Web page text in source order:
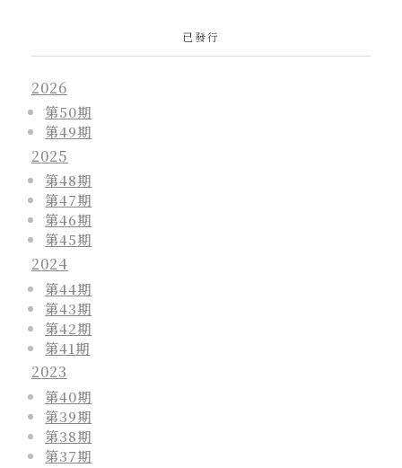
已發行
2026
第50期
第49期
2025
第48期
第47期
第46期
第45期
2024
第44期
第43期
第42期
第41期
2023
第40期
第39期
第38期
第37期